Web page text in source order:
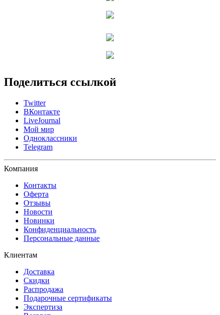
Поделиться ссылкой
Twitter
ВКонтакте
LiveJournal
Мой мир
Одноклассники
Telegram
Компания
Контакты
Оферта
Отзывы
Новости
Новинки
Конфиденциальность
Персональные данные
Клиентам
Доставка
Скидки
Распродажа
Подарочные сертификаты
Экспертиза